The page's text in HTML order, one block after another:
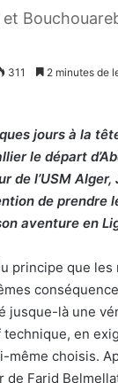
et
311 2 minutes de
jours à la
le départ
de l’USM
de prendre
aventure en
principe que les
jusque-là une
technique, en
même choisis.
de Farid